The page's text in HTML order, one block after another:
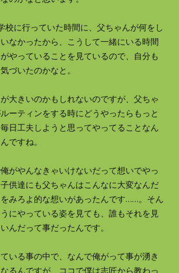
校に行っていた時間に、父ちゃんが何をし
なかったから、こうして一緒にいる時間
やっていることを見ているので、自分も
づいたのかなと。
大きいのかもしれないのですが、父ちゃ
ーティンをする時にどうやったらもっと
日工夫しようと思ってやってることなん
ですね。
がやんなきゃいけないだって想いでやっ
供達にも父ちゃんはこんなに大変なんだ
みろよ的な想いがあったんです……。そん
にやっている姿を見ても、誰もそれを見
んだって事だったんです。
いる事の中で、なんで俺がって事が湧き
るんですが、ココで僕は志匠から教わっ